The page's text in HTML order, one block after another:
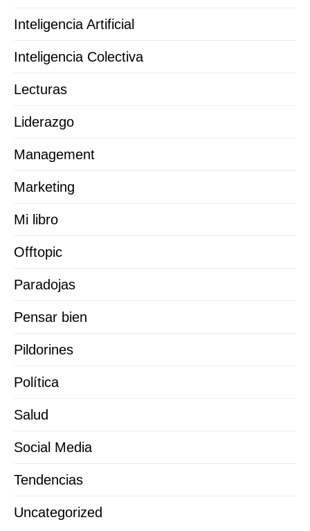
Inteligencia Artificial
Inteligencia Colectiva
Lecturas
Liderazgo
Management
Marketing
Mi libro
Offtopic
Paradojas
Pensar bien
Pildorines
Política
Salud
Social Media
Tendencias
Uncategorized